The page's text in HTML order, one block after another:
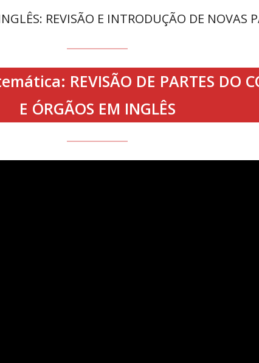
REVISÃO E INTRODUÇÃO DE NOVAS
REVISÃO DE PARTES DO
E ÓRGÃOS EM INGLÊS